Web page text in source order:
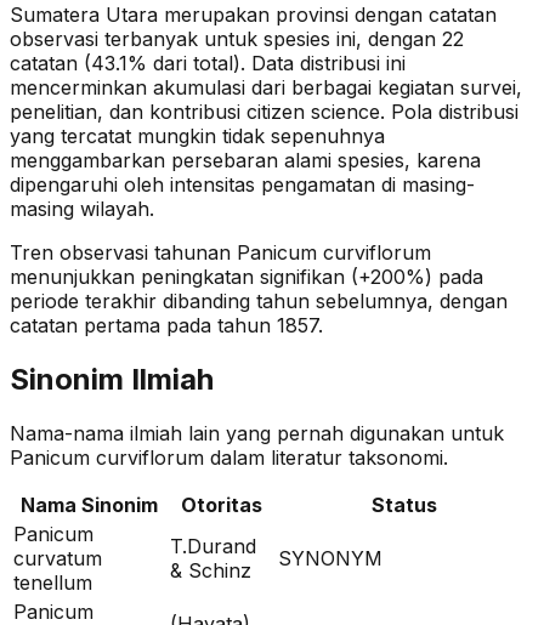
Sumatera Utara merupakan provinsi dengan catatan
observasi terbanyak untuk spesies ini, dengan 22
catatan (43.1% dari total). Data distribusi ini
mencerminkan akumulasi dari berbagai kegiatan survei,
penelitian, dan kontribusi citizen science. Pola distribusi
yang tercatat mungkin tidak sepenuhnya
menggambarkan persebaran alami spesies, karena
dipengaruhi oleh intensitas pengamatan di masing-
masing wilayah.
Tren observasi tahunan Panicum curviflorum
menunjukkan peningkatan signifikan (+200%) pada
periode terakhir dibanding tahun sebelumnya, dengan
catatan pertama pada tahun 1857.
Sinonim Ilmiah
Nama-nama ilmiah lain yang pernah digunakan untuk
Panicum curviflorum dalam literatur taksonomi.
Nama Sinonim
Otoritas
Status
Panicum
curvatum
tenellum
T.Durand
& Schinz
SYNONYM
Panicum